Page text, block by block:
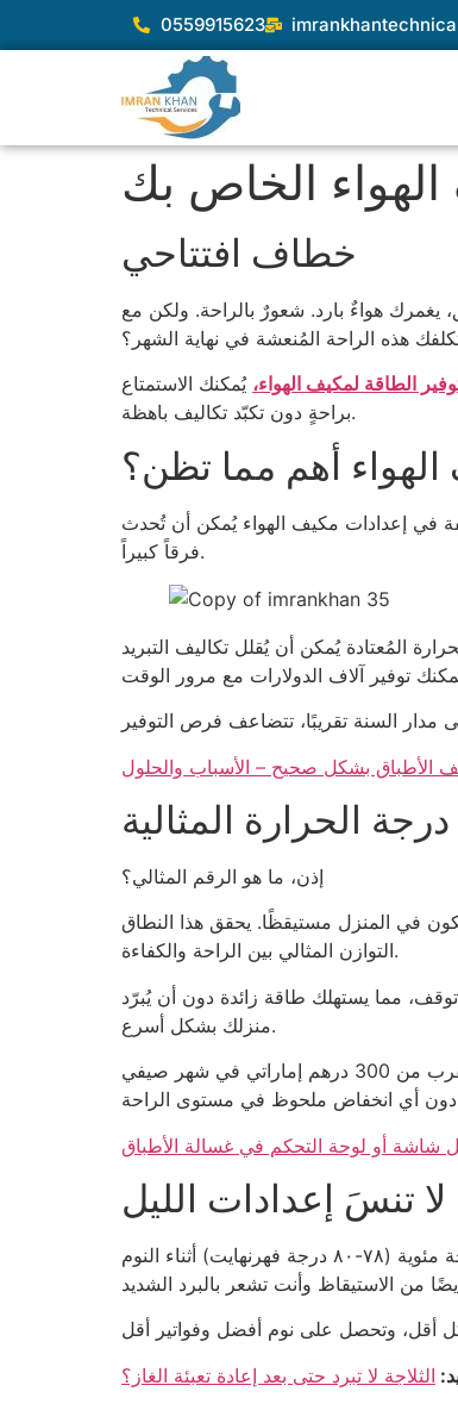
0559915623
الخاص بك
خطاف افتتاحي
هواءٌ بارد. شعورٌ بالراحة. ولكن مع
هذه الراحة المُنعشة في نهاية الشهر؟
الطاقة لمكيف الهواء، يُمكنك الاستمتاع
براحةٍ دون تكبّد تكاليف باهظة.
الهواء أهم مما تظن؟
في إعدادات مكيف الهواء يُمكن أن تُحدث
فرقاً كبيراً.
المُعتادة يُمكن أن يُقلل تكاليف التبريد
الأطباق بشكل صحيح – الأسباب والحلول
الحرارة المثالية
إذن، ما هو الرقم المثالي؟
على 24-26 درجة مئوية (75-78 درجة فهرنهايت) عندما تكون في المنزل مستيقظًا. يحقق هذا النطاق
التوازن المثالي بين الراحة والكفاءة.
جهازك على العمل دون توقف، مما يستهلك طاقة زائدة دون أن يُبرّد
منزلك بشكل أسرع.
على سبيل المثال، وجدت فاطمة في المرابع العربية أن ضبط مكيف الهواء من 20 درجة مئوية إلى 25 درجة مئوية وفّر لها ما يقرب من 300 درهم إماراتي في شهر صيفي
شاشة أو لوحة التحكم في غسالة الأطباق
لا تنسَ إعدادات الليل
يبرد جسمك طبيعيًا أثناء نومك، مما يعني أنك لست بحاجة إلى هواء بارد كالثلج ليلًا. ضبط مكيف الهواء على درجة حرارة ٢٦-٢٧ درجة مئوية (٧٨-٨٠ درجة فهرنهايت) أثناء النوم
الثلاجة لا تبرد حتى بعد إعادة تعبئة الغاز؟